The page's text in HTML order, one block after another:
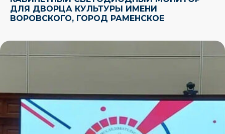
ДЛЯ ДВОРЦА КУЛЬТУРЫ ИМЕНИ
ВОРОВСКОГО, ГОРОД РАМЕНСКОЕ